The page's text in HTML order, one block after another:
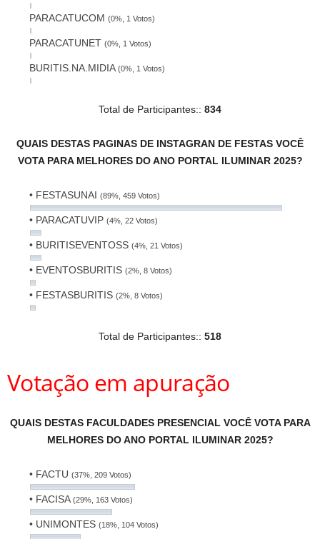
PARACATUCOM (0%, 1 Votos)
PARACATUNET (0%, 1 Votos)
BURITIS.NA.MIDIA(0%, 1 Votos)
Total de Participantes:: 834
QUAIS DESTAS PAGINAS DE INSTAGRAN DE FESTAS VOCÊ
VOTA PARA MELHORES DO ANO PORTAL ILUMINAR 2025?
• FESTASUNAI (89%, 459 Votos)
• PARACATUVIP (4%, 22 Votos)
• BURITISEVENTOSS (4%, 21 Votos)
• EVENTOSBURITIS (2%, 8 Votos)
• FESTASBURITIS (2%, 8 Votos)
Total de Participantes:: 518
Votação em apuração
QUAIS DESTAS FACULDADES PRESENCIAL VOCÊ VOTA PARA
MELHORES DO ANO PORTAL ILUMINAR 2025?
• FACTU (37%, 209 Votos)
• FACISA(29%, 163 Votos)
• UNIMONTES (18%, 104 Votos)